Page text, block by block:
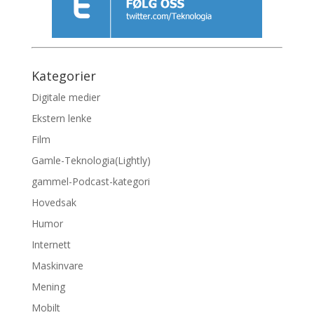
Kategorier
Digitale medier
Ekstern lenke
Film
Gamle-Teknologia(Lightly)
gammel-Podcast-kategori
Hovedsak
Humor
Internett
Maskinvare
Mening
Mobilt